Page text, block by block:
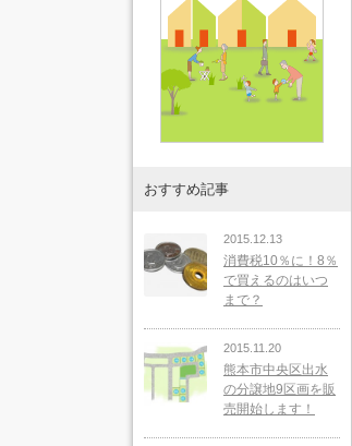
おすすめ記事
2015.12.13
消費税10％に！8％
で買えるのはいつ
まで？
2015.11.20
熊本市中央区出水
の分譲地9区画を販
売開始します！